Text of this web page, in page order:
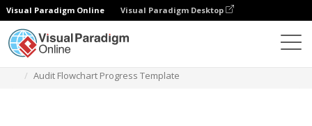
Visual Paradigm Online Visual Paradigm Desktop
Audit Flowchart Progress Template